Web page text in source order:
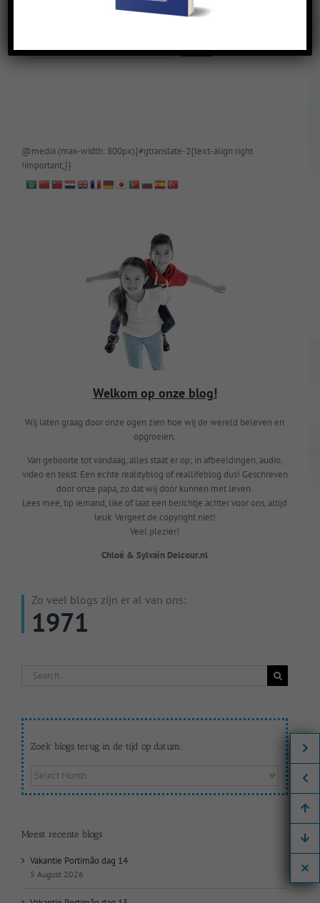
@media (max-width: 800px){#gtranslate-2{text-align:right
!important;}}
Welkom op onze blog!
Wij laten graag door onze ogen zien hoe wij de wereld beleven en
opgroeien.
Van geboorte tot vandaag, alles staat er op; in afbeeldingen, audio,
video en tekst. Een echte realityblog of reallifeblog dus! Geschreven
door onze papa, zo dat wij door kunnen met leven.
Lees mee, tip iemand, like of laat een berichtje achter voor ons, altijd
leuk. Vergeet de copyright niet!
Veel plezier!
Chloé & Sylvain Delcour.nl
Zo veel blogs zijn er al van ons:
1971
Search
Zoek blogs terug in de tijd op datum:
Zoek
op
datum:
Meest recente blogs
Vakantie Portimão dag 14
5 August 2026